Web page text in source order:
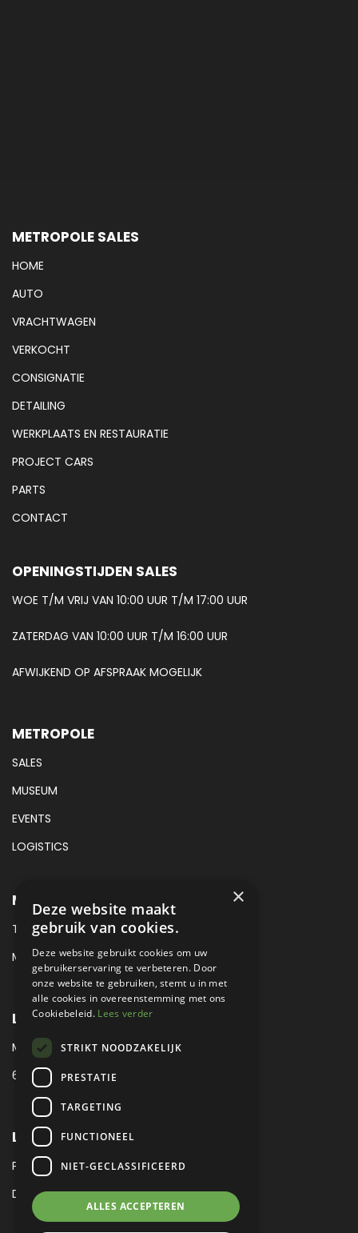
METROPOLE SALES
HOME
AUTO
VRACHTWAGEN
VERKOCHT
CONSIGNATIE
DETAILING
WERKPLAATS EN RESTAURATIE
PROJECT CARS
PARTS
CONTACT
OPENINGSTIJDEN SALES
WOE T/M VRIJ VAN 10:00 UUR T/M 17:00 UUR
ZATERDAG VAN 10:00 UUR T/M 16:00 UUR
AFWIJKEND OP AFSPRAAK MOGELIJK
METROPOLE
SALES
MUSEUM
EVENTS
LOGISTICS
METROPOLE SALES CONTACT
TEL:+31 (0) 88 425 94 00
MAIL:SALES@METROPOLE.NL
LOCATIE
MEUBELLAAN 1 / VIA ENZO FERRARI
6651 KV DRUTEN / THE NETHERLANDS
LEGAL
PRIVACY VERKLARING
DISCLAIMER|SITEMAP
×
Deze website maakt
gebruik van cookies.
Deze website gebruikt cookies om uw
gebruikerservaring te verbeteren. Door
onze website te gebruiken, stemt u in met
alle cookies in overeenstemming met ons
Cookiebeleid. Lees verder
STRIKT NOODZAKELIJK
PRESTATIE
TARGETING
FUNCTIONEEL
NIET-GECLASSIFICEERD
ALLES ACCEPTEREN